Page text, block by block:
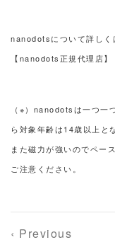
nanodotsについて詳し
【nanodots正規代理店】
（※）nanodotsは一つ一
ら対象年齢は14歳以上と
また磁力が強いのでペー
ご注意ください。
‹ Previous